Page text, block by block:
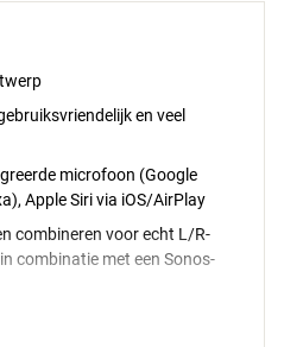
en veel
microfoon (Google
Apple Siri via iOS/AirPlay
combineren voor echt L/R-
combinatie met een Sonos-